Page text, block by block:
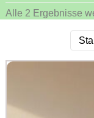
Alle 2 Ergebnisse